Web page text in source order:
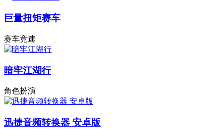
巨量扭矩赛车
赛车竞速
暗牢江湖行
角色扮演
迅捷音频转换器 安卓版